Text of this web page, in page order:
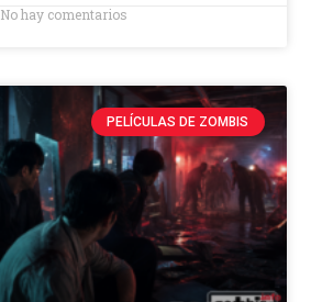
No hay comentarios
PELÍCULAS DE ZOMBIS